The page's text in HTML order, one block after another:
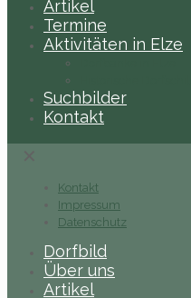
Artikel
Termine
Aktivitäten in Elze
Suchbilder
Kontakt
Kontakt
Impressum
Datenschutz
Dorfbild
Über uns
Artikel